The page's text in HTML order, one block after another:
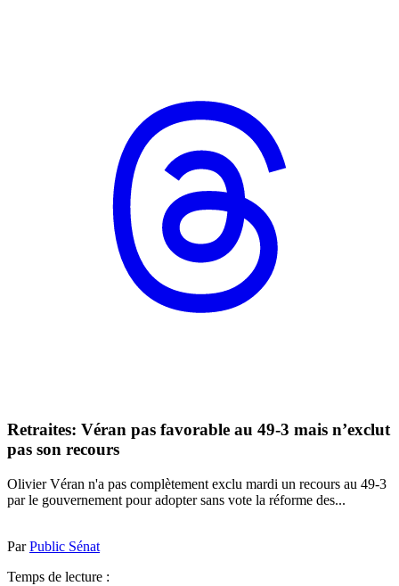
Retraites: Véran pas favorable au 49-3 mais n’exclut
pas son recours
Olivier Véran n'a pas complètement exclu mardi un recours au 49-3
par le gouvernement pour adopter sans vote la réforme des...
ParPublic Sénat
Temps de lecture :